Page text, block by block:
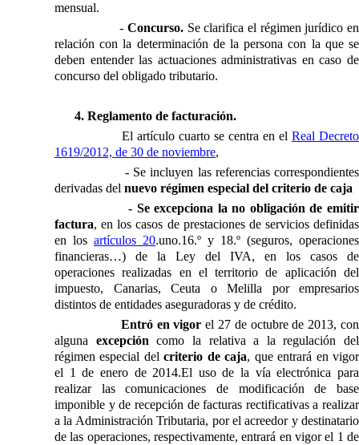
mensual.
- Concurso.Se clarifica el régimen jurídico en
relación con la determinación de la persona con la que se
deben entender las actuaciones administrativas en caso de
concurso del obligado tributario.
4. Reglamento de facturación.
El artículo cuarto se centra en elReal Decreto
1619/2012, de 30 de noviembre,
- Se incluyen las referencias correspondientes
derivadas del nuevo régimen especial del criterio de caja
- Se excepciona la no obligación de emitir
factura, en los casos de prestaciones de servicios definidas
en los artículos 20.uno.16.º y 18.º (seguros, operaciones
financieras…) de la Ley del IVA, en los casos de
operaciones realizadas en el territorio de aplicación del
impuesto, Canarias, Ceuta o Melilla por empresarios
distintos de entidades aseguradoras y de crédito.
Entró en vigor el 27 de octubre de 2013, con
alguna excepción como la relativa a la regulación del
régimen especial delcriterio de caja, que entrará en vigor
el 1 de enero de 2014.El uso de la vía electrónica para
realizar las comunicaciones de modificación de base
imponible y de recepción de facturas rectificativas a realizar
ala Administración Tributaria, por el acreedor y destinatario
de las operaciones, respectivamente, entrará en vigor el 1 de